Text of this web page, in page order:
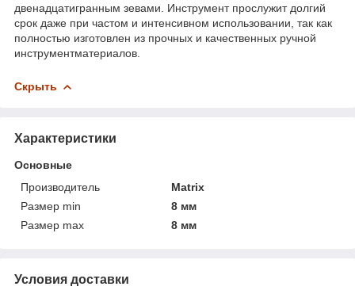
двенадцатигранным зевами. Инструмент прослужит долгий
срок даже при частом и интенсивном использовании, так как
полностью изготовлен из прочных и качественных ручной
инструментматериалов.
Скрыть
Характеристики
Основные
Производитель
Matrix
Размер min
8 мм
Размер max
8 мм
Условия доставки